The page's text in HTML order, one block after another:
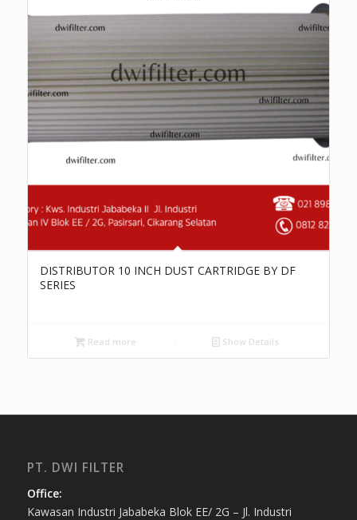
DISTRIBUTOR 10 INCH DUST CARTRIDGE BY DF
SERIES
Read more Show Details
PT. DWI FILTER
Office:
Kawasan Industri Jababeka Blok EE/ 2G – Jl. Industri